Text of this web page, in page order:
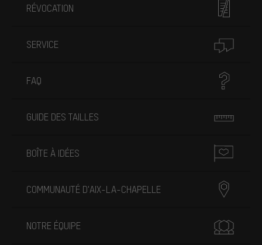
RÉVOCATION
SERVICE
FAQ
GUIDE DES TAILLES
BOÎTE À IDÉES
COMMUNAUTÉ D'AIX-LA-CHAPELLE
NOTRE ÉQUIPE